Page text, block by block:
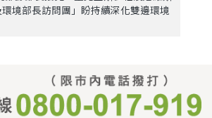
境部長訪問團」盼持續深化雙邊環境